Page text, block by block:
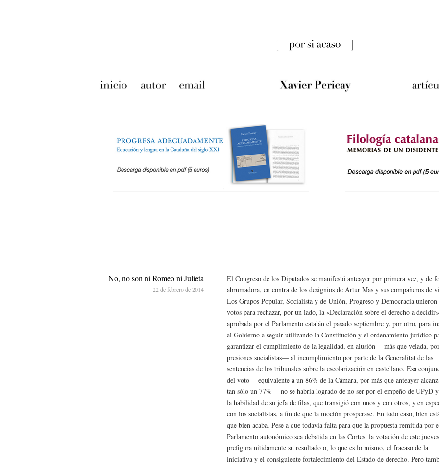
El Congreso de los Diputados se manifestó anteayer por primera vez, y de
abrumadora, en contra de los designios de Artur Mas y sus compañeros de
Los Grupos Popular, Socialista y de Unión, Progreso y Democracia unieron
votos para rechazar, por un lado, la «Declaración sobre el derecho a decidir»
aprobada por el Parlamento catalán el pasado septiembre y, por otro, para
al Gobierno a seguir utilizando la Constitución y el ordenamiento jurídico
garantizar el cumplimiento de la legalidad, en alusión —más que velada,
presiones socialistas— al incumplimiento por parte de la Generalitat de las
sentencias de los tribunales sobre la escolarización en castellano. Esa
del voto —equivalente a un 86% de la Cámara, por más que anteayer
tan sólo un 77%— no se habría logrado de no ser por el empeño de UPyD
la habilidad de su jefa de filas, que transigió con unos y con otros, y en
con los socialistas, a fin de que la moción prosperase. En todo caso, bien
que bien acaba. Pese a que todavía falta para que la propuesta remitida por
Parlamento autonómico sea debatida en las Cortes, la votación de este jueves
prefigura nítidamente su resultado o, lo que es lo mismo, el fracaso de la
iniciativa y el consiguiente fortalecimiento del Estado de derecho. Pero
No, no son ni Romeo ni Julieta
22 de febrero de 2014